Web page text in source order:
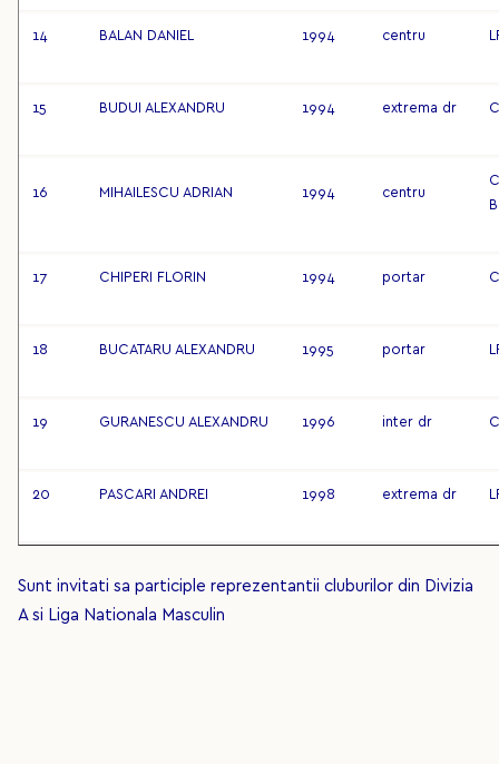
14 BALAN DANIEL 1994 centru
15 BUDUI ALEXANDRU 1994 extrema dr
16 MIHAILESCU ADRIAN 1994 centru
17 CHIPERI FLORIN 1994 portar
18 BUCATARU ALEXANDRU 1995 portar
19 GURANESCU ALEXANDRU 1996 inter dr
20 PASCARI ANDREI 1998 extrema dr
Sunt invitati sa participle reprezentantii cluburilor din Divizia
A si Liga Nationala Masculin